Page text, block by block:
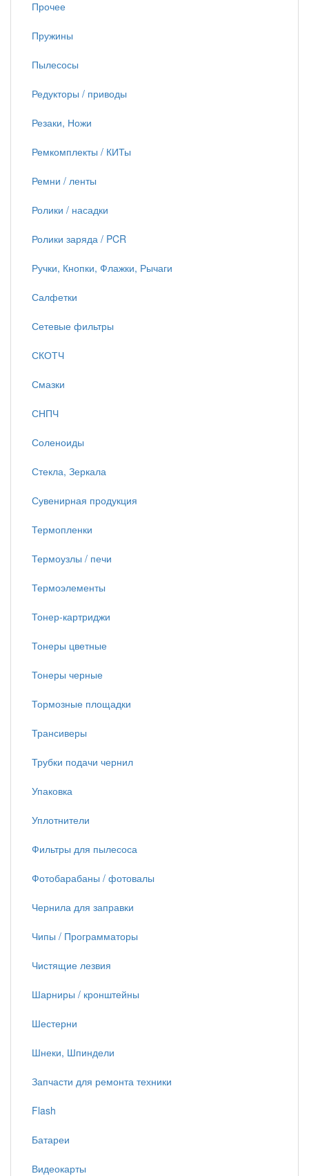
Прочее
Пружины
Пылесосы
Редукторы / приводы
Резаки, Ножи
Ремкомплекты / КИТы
Ремни / ленты
Ролики / насадки
Ролики заряда / PCR
Ручки, Кнопки, Флажки, Рычаги
Салфетки
Сетевые фильтры
СКОТЧ
Смазки
СНПЧ
Соленоиды
Стекла, Зеркала
Сувенирная продукция
Термопленки
Термоузлы / печи
Термоэлементы
Тонер-картриджи
Тонеры цветные
Тонеры черные
Тормозные площадки
Трансиверы
Трубки подачи чернил
Упаковка
Уплотнители
Фильтры для пылесоса
Фотобарабаны / фотовалы
Чернила для заправки
Чипы / Программаторы
Чистящие лезвия
Шарниры / кронштейны
Шестерни
Шнеки, Шпиндели
Запчасти для ремонта техники
Flash
Батареи
Видеокарты